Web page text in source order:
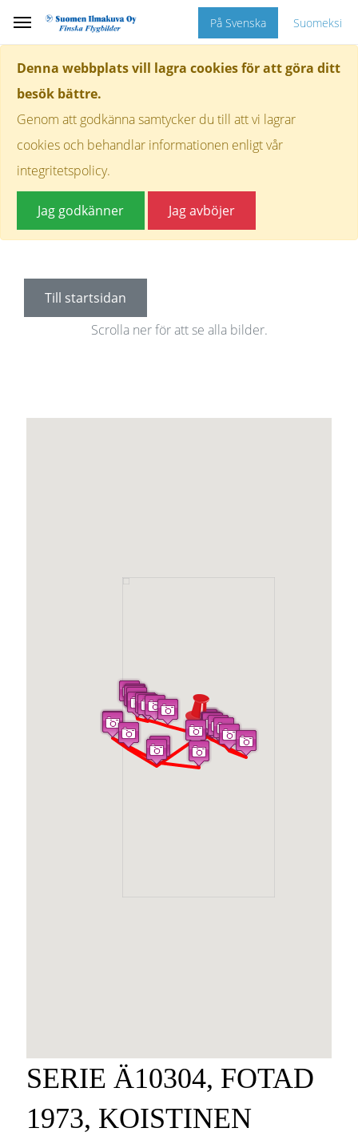
Denna webbplats vill lagra cookies för att göra ditt
besök bättre.
Genom att godkänna samtycker du till att vi lagrar
cookies och behandlar informationen enligt vår
integritetspolicy.
Jag godkänner Jag avböjer
På Svenska Suomeksi
Till startsidan
Scrolla ner för att se alla bilder.
SERIE Ä10304, FOTAD
1973, KOISTINEN